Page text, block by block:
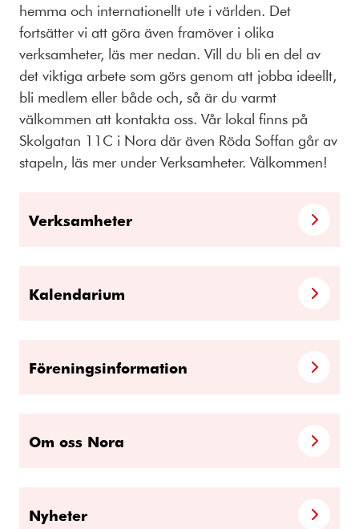
hemma och internationellt ute i världen. Det
fortsätter vi att göra även framöver i olika
verksamheter, läs mer nedan. Vill du bli en del av
det viktiga arbete som görs genom att jobba ideellt,
bli medlem eller både och, så är du varmt
välkommen att kontakta oss. Vår lokal finns på
Skolgatan 11C i Nora där även Röda Soffan går av
stapeln, läs mer under Verksamheter. Välkommen!
Verksamheter
Kalendarium
Föreningsinformation
Om oss Nora
Nyheter